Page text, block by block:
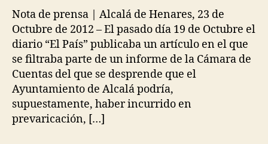
Nota de prensa | Alcalá de Henares, 23 de
Octubre de 2012 – El pasado día 19 de Octubre el
diario “El País” publicaba un artículo en el que
se filtraba parte de un informe de la Cámara de
Cuentas del que se desprende que el
Ayuntamiento de Alcalá podría,
supuestamente, haber incurrido en
prevaricación, […]